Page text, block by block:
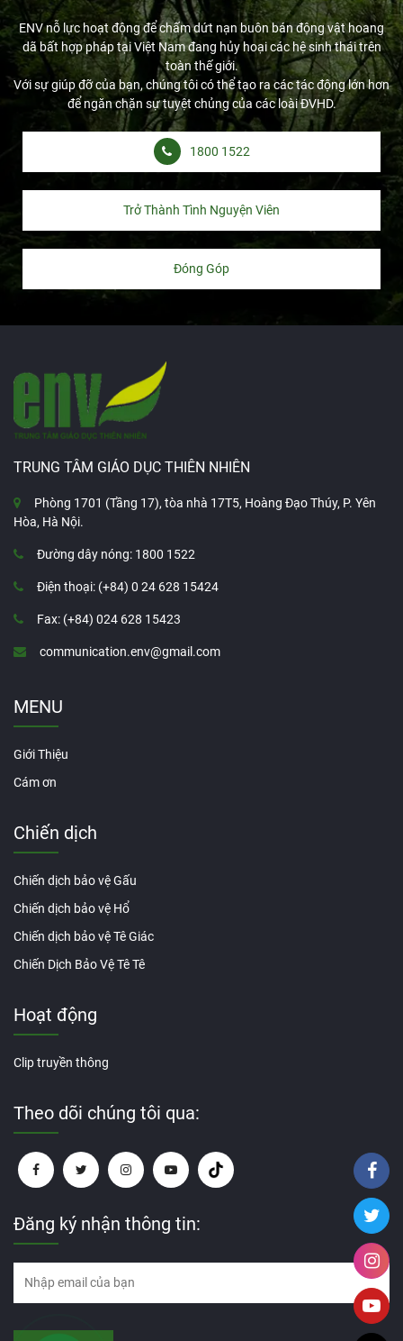
ENV nỗ lực hoạt động để chấm dứt nạn buôn bán động vật hoang
dã bất hợp pháp tại Việt Nam đang hủy hoại các hệ sinh thái trên
toàn thế giới.
Với sự giúp đỡ của bạn, chúng tôi có thể tạo ra các tác động lớn hơn
để ngăn chặn sự tuyệt chủng của các loài ĐVHD.
1800 1522
Trở Thành Tình Nguyện Viên
Đóng Góp
TRUNG TÂM GIÁO DỤC THIÊN NHIÊN
Phòng 1701 (Tầng 17), tòa nhà 17T5, Hoàng Đạo Thúy, P. Yên
Hòa, Hà Nội.
Đường dây nóng: 1800 1522
Điện thoại: (+84) 0 24 628 15424
Fax: (+84) 024 628 15423
communication.env@gmail.com
MENU
Giới Thiệu
Cám ơn
Chiến dịch
Chiến dịch bảo vệ Gấu
Chiến dịch bảo vệ Hổ
Chiến dịch bảo vệ Tê Giác
Chiến Dịch Bảo Vệ Tê Tê
Hoạt động
Clip truyền thông
Theo dõi chúng tôi qua:
Đăng ký nhận thông tin: